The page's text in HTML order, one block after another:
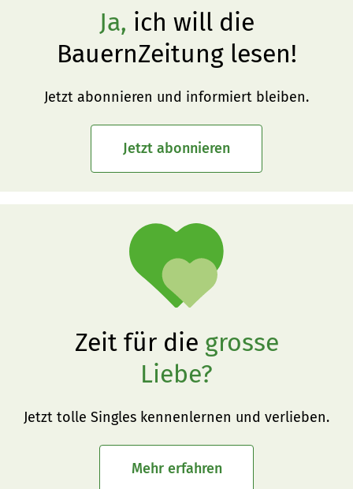
Ja, ich will die
BauernZeitung lesen!
Jetzt abonnieren und informiert bleiben.
Jetzt abonnieren
Zeit für die grosse
Liebe?
Jetzt tolle Singles kennenlernen und verlieben.
Mehr erfahren